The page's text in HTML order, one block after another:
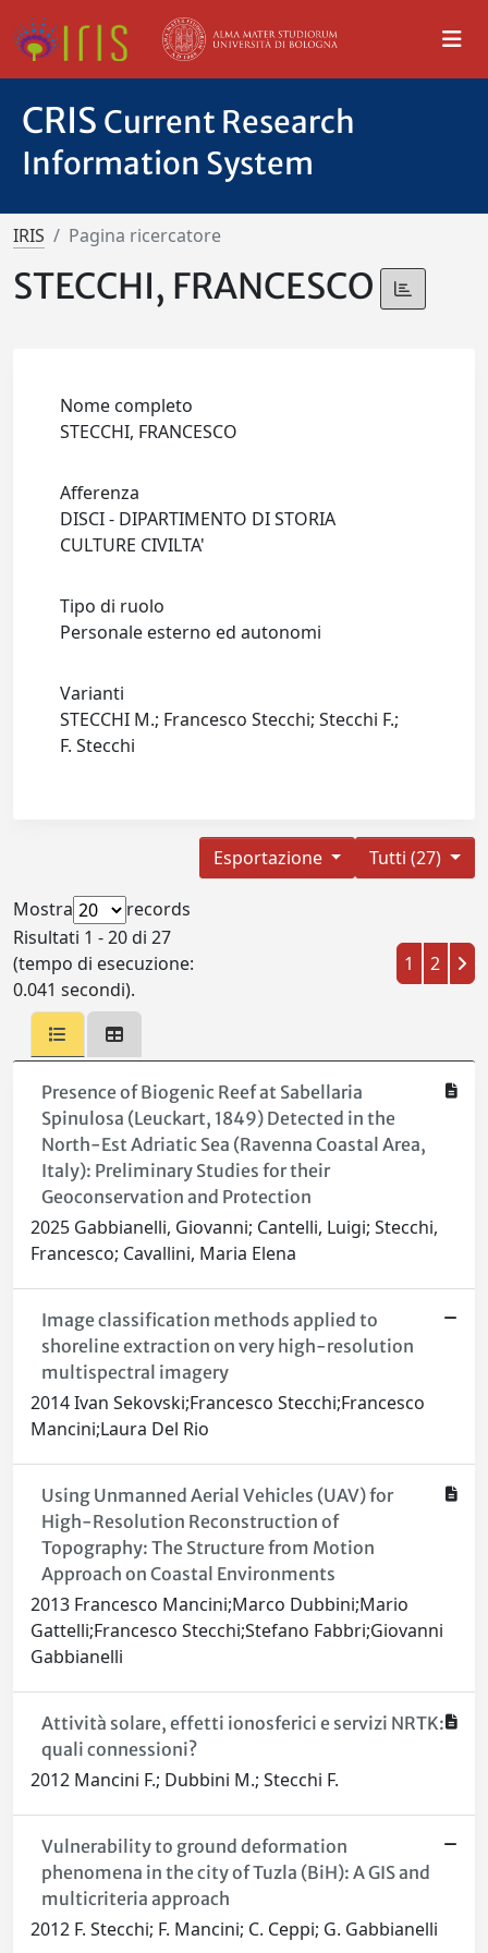
CRIS Current Research
Information System
IRIS Pagina ricercatore
STECCHI, FRANCESCO
Nome completo
STECCHI, FRANCESCO
Afferenza
DISCI - DIPARTIMENTO DI STORIA
CULTURE CIVILTA'
Tipo di ruolo
Personale esterno ed autonomi
Varianti
STECCHI M.; Francesco Stecchi; Stecchi F.;
F. Stecchi
Tutti (27)
Esportazione
Mostra
records
Risultati 1 - 20 di 27
(tempo di esecuzione:
0.041 secondi).
1 2
Presence of Biogenic Reef at Sabellaria
Spinulosa (Leuckart, 1849) Detected in the
North-Est Adriatic Sea (Ravenna Coastal Area,
Italy): Preliminary Studies for their
Geoconservation and Protection
2025 Gabbianelli, Giovanni; Cantelli, Luigi; Stecchi,
Francesco; Cavallini, Maria Elena
Image classification methods applied to
shoreline extraction on very high-resolution
multispectral imagery
2014 Ivan Sekovski;Francesco Stecchi;Francesco
Mancini;Laura Del Rio
Using Unmanned Aerial Vehicles (UAV) for
High-Resolution Reconstruction of
Topography: The Structure from Motion
Approach on Coastal Environments
2013 Francesco Mancini;Marco Dubbini;Mario
Gattelli;Francesco Stecchi;Stefano Fabbri;Giovanni
Gabbianelli
Attività solare, effetti ionosferici e servizi NRTK:
quali connessioni?
2012 Mancini F.; Dubbini M.; Stecchi F.
Vulnerability to ground deformation
phenomena in the city of Tuzla (BiH): A GIS and
multicriteria approach
2012 F. Stecchi; F. Mancini; C. Ceppi; G. Gabbianelli